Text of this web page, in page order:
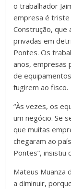
o trabalhador
empresa é triste
Construção, que
privadas em
Pontes. Os
anos, empresas
de
fugirem ao fisco.
“Às vezes, os
um negócio. Se
que muitas
chegaram ao
Pontes”, insistiu
Mateus Muanza
a diminuir,